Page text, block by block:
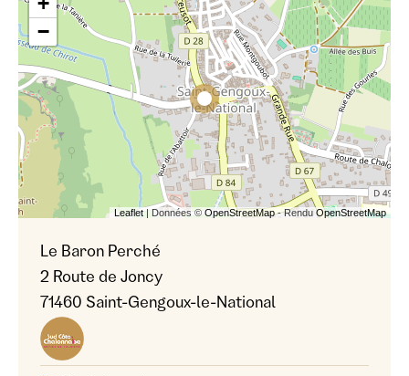
−
Leaflet| Données ©OpenStreetMap- Rendu OpenStreetMap
Le Baron Perché
2 Route de Joncy
71460 Saint-Gengoux-le-National